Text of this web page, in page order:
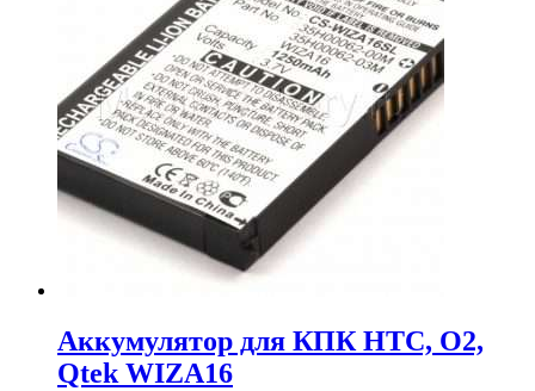
Аккумулятор для КПК HTC, O2,
Qtek WIZA16